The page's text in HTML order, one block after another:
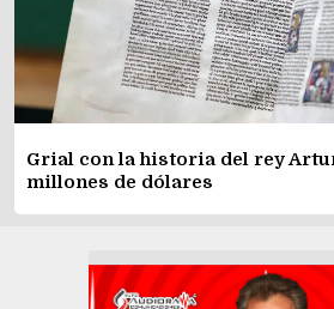
Grial con la historia del rey
millones de dólares